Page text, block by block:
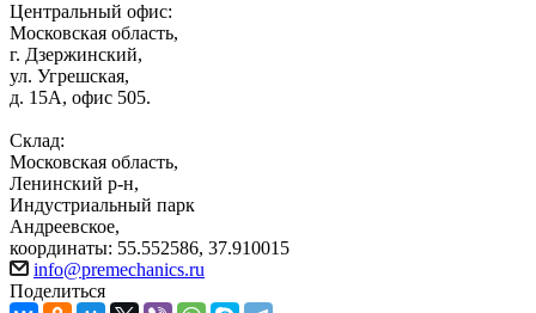
Центральный офис:
Московская область,
г. Дзержинский,
ул. Угрешская,
д. 15А, офис 505.
Склад:
Московская область,
Ленинский р-н,
Индустриальный парк
Андреевское,
координаты: 55.552586, 37.910015
info@premechanics.ru
Поделиться